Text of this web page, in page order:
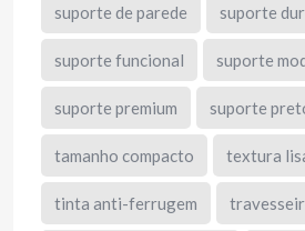
suporte de parede suporte
suporte funcional suporte
suporte premium suporte
tamanho compacto textura
tinta anti-ferrugem